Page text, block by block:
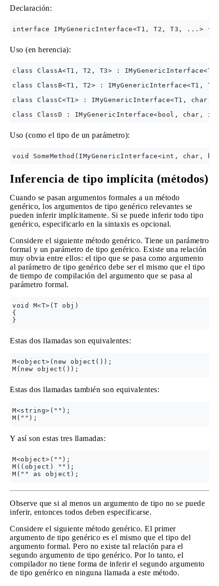
Declaración:
Uso (en herencia):
class ClassA<T1, T2, T3> :
class ClassB<T1, T2> :
class ClassC<T1> : IMyGenericInterface<T1,
Uso (como el tipo de un parámetro):
Inferencia de tipo implícita (métodos)
Cuando se pasan argumentos formales a un método
genérico, los argumentos de tipo genérico relevantes se
pueden inferir implícitamente. Si se puede inferir todo tipo
genérico, especificarlo en la sintaxis es opcional.
Considere el siguiente método genérico. Tiene un parámetro
formal y un parámetro de tipo genérico. Existe una relación
muy obvia entre ellos: el tipo que se pasa como argumento
al parámetro de tipo genérico debe ser el mismo que el tipo
de tiempo de compilación del argumento que se pasa al
parámetro formal.
void M<T>(T obj)
{
Estas dos llamadas son equivalentes:
M<object>(new object());
Estas dos llamadas también son equivalentes:
M<string>("");
Y así son estas tres llamadas:
M<object>("");
M((object) "");
Observe que si al menos un argumento de tipo no se puede
inferir, entonces todos deben especificarse.
Considere el siguiente método genérico. El primer
argumento de tipo genérico es el mismo que el tipo del
argumento formal. Pero no existe tal relación para el
segundo argumento de tipo genérico. Por lo tanto, el
compilador no tiene forma de inferir el segundo argumento
de tipo genérico en ninguna llamada a este método.